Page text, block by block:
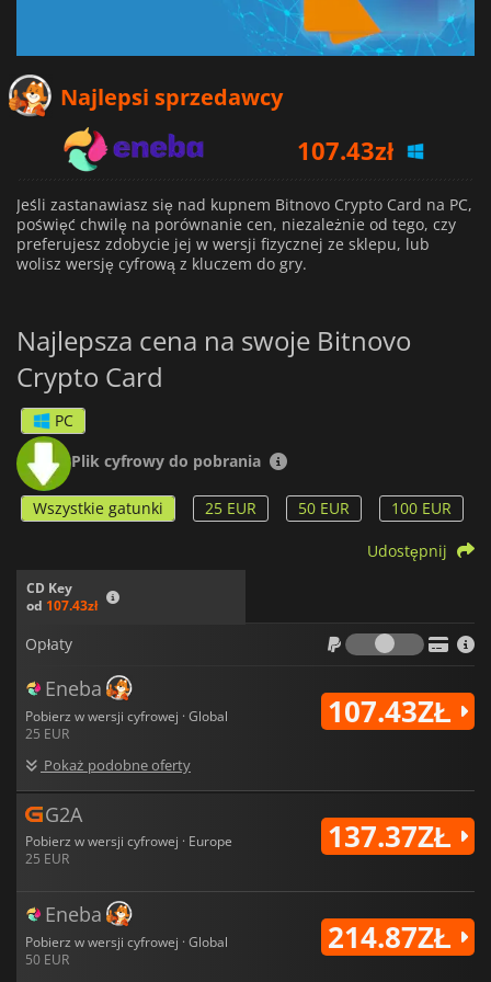
Najlepsi sprzedawcy
107.43zł
137.37zł
Jeśli zastanawiasz się nad kupnem Bitnovo Crypto Card na PC,
poświęć chwilę na porównanie cen, niezależnie od tego, czy
preferujesz zdobycie jej w wersji fizycznej ze sklepu, lub
wolisz wersję cyfrową z kluczem do gry.
Najlepsza cena na swoje Bitnovo
Crypto Card
PC
Plik cyfrowy do pobrania
Wszystkie gatunki 25 EUR 50 EUR 100 EUR
CD Key
od 107.43zł
Udostępnij
Opłaty
Opłaty
Eneba
Pobierz w wersji cyfrowej · Global
25 EUR
Pokaż podobne oferty
107.43ZŁ
G2A
Pobierz w wersji cyfrowej · Europe
25 EUR
137.37ZŁ
Eneba
Pobierz w wersji cyfrowej · Global
50 EUR
214.87ZŁ